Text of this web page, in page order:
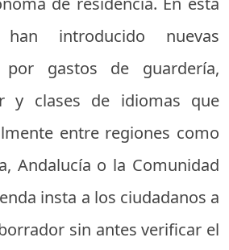
introducido nuevas
por gastos de guardería,
y clases de idiomas que
entre regiones como
Andalucía o la Comunidad
insta a los ciudadanos a
sin antes verificar el